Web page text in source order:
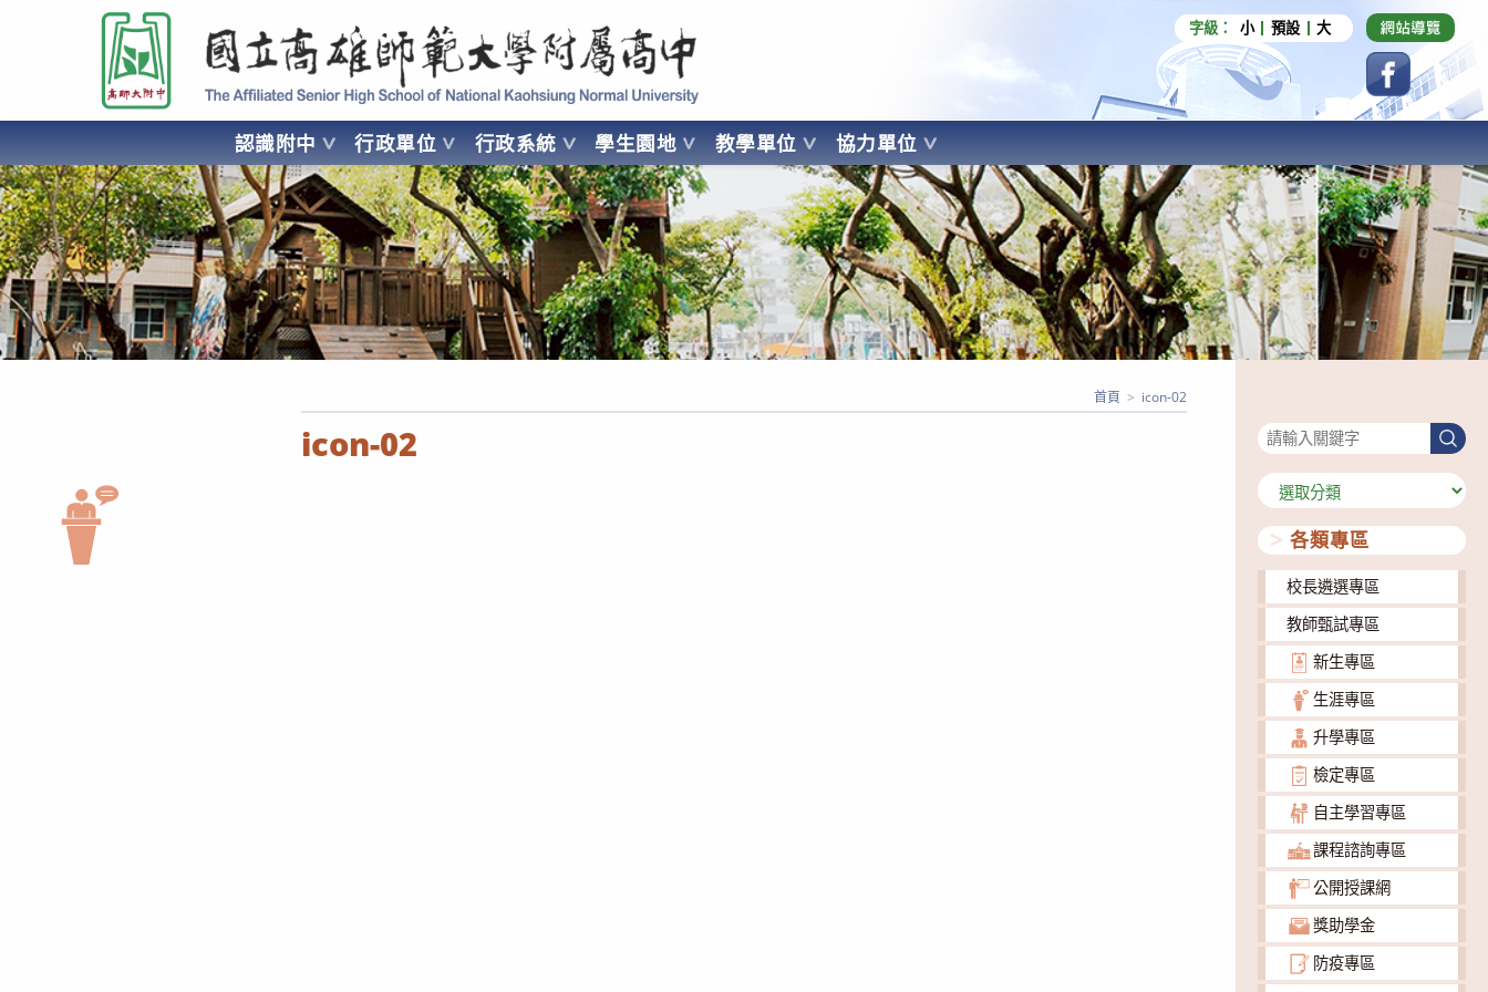
要
容
國立高雄師範大學附屬高級中學 Affiliated Senior High School of National Kaohsiung Normal University
字級： 小 預設 大
認識附中 行政單位 行政系統 學生園地 教學單位 協力單位
AFFILIATED SENIOR HIGH SCHOOL OF NATIONAL KAOHSIUNG NORMAL UNIVERSITY
icon-02
首頁 > icon-02
搜
尋
分
類
各類專區
校長遴選專區
教師甄試專區
新生專區
生涯專區
升學專區
檢定專區
自主學習專區
課程諮詢專區
公開授課網
獎助學金
防疫專區